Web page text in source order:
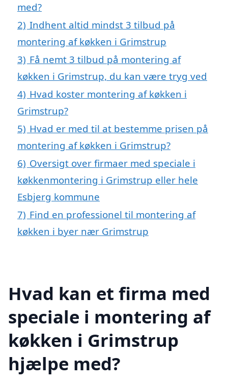
med?
2) Indhent altid mindst 3 tilbud på
montering af køkken i Grimstrup
3) Få nemt 3 tilbud på montering af
køkken i Grimstrup, du kan være tryg ved
4) Hvad koster montering af køkken i
Grimstrup?
5) Hvad er med til at bestemme prisen på
montering af køkken i Grimstrup?
6) Oversigt over firmaer med speciale i
køkkenmontering i Grimstrup eller hele
Esbjerg kommune
7) Find en professionel til montering af
køkken i byer nær Grimstrup
Hvad kan et firma med
speciale i montering af
køkken i Grimstrup
hjælpe med?